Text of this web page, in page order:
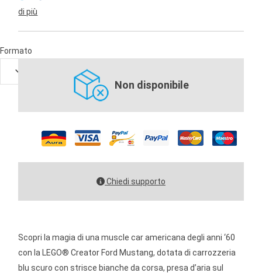
di più
Formato
Non disponibile
Chiedi supporto
Scopri la magia di una muscle car americana degli anni ‘60
con la LEGO® Creator Ford Mustang, dotata di carrozzeria
blu scuro con strisce bianche da corsa, presa d’aria sul